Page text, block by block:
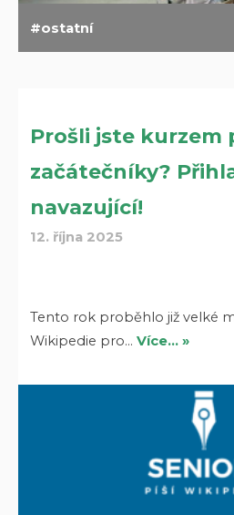
ostatní
Prošli jste kurzem
začátečníky?
navazující!
12. října 2025
Tento rok proběhlo již velké
Wikipedie pro…Více… »